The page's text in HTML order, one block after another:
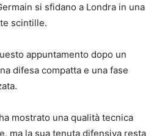
si sfidano a Londra in una
scintille.
appuntamento dopo un
difesa compatta e una fase
mostrato una qualità tecnica
ma la sua tenuta difensiva resta